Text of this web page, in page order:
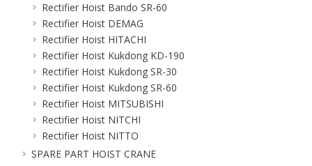
Rectifier Hoist Bando SR-60
Rectifier Hoist DEMAG
Rectifier Hoist HITACHI
Rectifier Hoist Kukdong KD-190
Rectifier Hoist Kukdong SR-30
Rectifier Hoist Kukdong SR-60
Rectifier Hoist MITSUBISHI
Rectifier Hoist NITCHI
Rectifier Hoist NITTO
SPARE PART HOIST CRANE